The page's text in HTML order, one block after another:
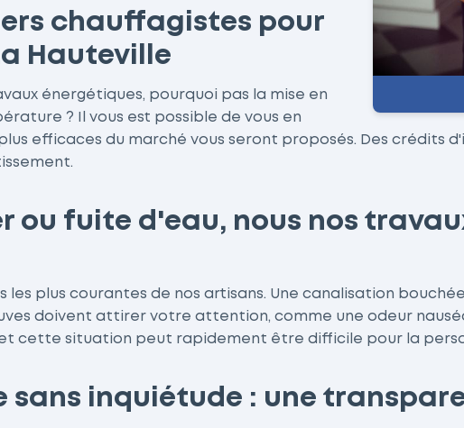
chauffagistes pour
Hauteville
énergétiques, pourquoi pas la mise en
? Il vous est possible de vous en
efficaces du marché vous seront proposés. Des crédits
ou fuite d'eau, nous nos
les plus courantes de nos artisans. Une canalisation
doivent attirer votre attention, comme une odeur
cette situation peut rapidement être difficile pour la
sans inquiétude : une